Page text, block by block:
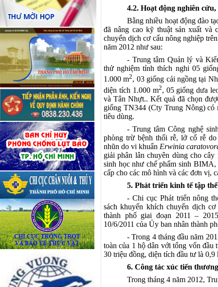
4.2. Hoạt động nghiên
Bằng nhiều hoạt động đào
đã nâng cao kỹ thuật sản xuất và
chuyển dịch cơ cấu nông nghiệp
năm 2012 như sau:
- Trung tâm Quản lý và
thử nghiệm tính thích nghi 05
1.000 m2, 03 giống cải ngồng tại
diện tích 1.000 m2, 05 giống dưa
và Tân Nhựt.. Kết quả đã chọn
giống TN344 (Cty Trung Nông) có
tiêu dùng.
- Trung tâm Công nghệ
phòng trừ bệnh thối rễ, lở cổ rễ
nhũn do vi khuẩn Erwinia
giải phân lân chuyên dùng cho
sinh học như chế phẩm sinh
cấp cho các mô hình và các đơn vị,
5. Phát triển kinh tế tập
- Chi cục Phát triển nông
sách khuyến khích chuyển dịch
thành phố giai đoạn 2011 –
10/6/2011 của Ủy ban nhân thành
- Trong 4 tháng đầu năm
toàn của 1 hộ dân với tổng vốn
30 triệu đồng, diện tích đầu tư là 0,9
6. Công tác xúc tiến
Trong tháng 4 năm 2012,